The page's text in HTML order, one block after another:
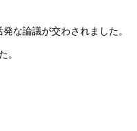
な論議が交わされました。
。